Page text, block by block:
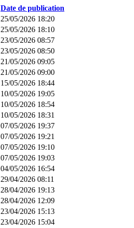
Date de publication
25/05/2026 18:20
25/05/2026 18:10
23/05/2026 08:57
23/05/2026 08:50
21/05/2026 09:05
21/05/2026 09:00
15/05/2026 18:44
10/05/2026 19:05
10/05/2026 18:54
10/05/2026 18:31
07/05/2026 19:37
07/05/2026 19:21
07/05/2026 19:10
07/05/2026 19:03
04/05/2026 16:54
29/04/2026 08:11
28/04/2026 19:13
28/04/2026 12:09
23/04/2026 15:13
23/04/2026 15:04